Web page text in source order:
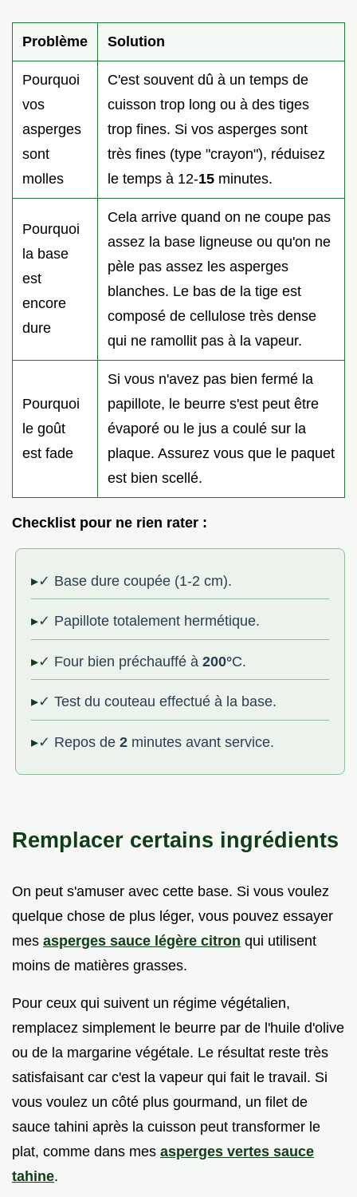
Problème Solution
Pourquoi
vos
asperges
sont
molles
C'est souvent dû à un temps de
cuisson trop long ou à des tiges
trop fines. Si vos asperges sont
très fines (type "crayon"), réduisez
le temps à 12-15 minutes.
Pourquoi
la base
est
encore
dure
Cela arrive quand on ne coupe pas
assez la base ligneuse ou qu'on ne
pèle pas assez les asperges
blanches. Le bas de la tige est
composé de cellulose très dense
qui ne ramollit pas à la vapeur.
Pourquoi
le goût
est fade
Si vous n'avez pas bien fermé la
papillote, le beurre s'est peut être
évaporé ou le jus a coulé sur la
plaque. Assurez vous que le paquet
est bien scellé.
Checklist pour ne rien rater :
✓ Base dure coupée (1-2 cm).
✓ Papillote totalement hermétique.
✓ Four bien préchauffé à200°C.
✓ Test du couteau effectué à la base.
✓ Repos de2 minutes avant service.
Remplacer certains ingrédients
On peut s'amuser avec cette base. Si vous voulez
quelque chose de plus léger, vous pouvez essayer
mes asperges sauce légère citron qui utilisent
moins de matières grasses.
Pour ceux qui suivent un régime végétalien,
remplacez simplement le beurre par de l'huile d'olive
ou de la margarine végétale. Le résultat reste très
satisfaisant car c'est la vapeur qui fait le travail. Si
vous voulez un côté plus gourmand, un filet de
sauce tahini après la cuisson peut transformer le
plat, comme dans mes asperges vertes sauce
tahine.